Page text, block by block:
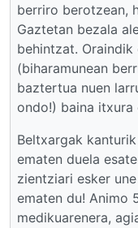
berriro berotzean,
Gaztetan bezala
behintzat.
(biharamunean
baztertua nuen
ondo!) baina itxura
Beltxargak
ematen duela
zientziari esker
ematen du! Animo
medikuarenera,